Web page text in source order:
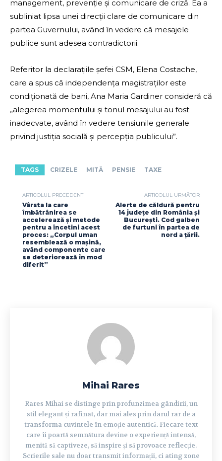
management, prevenție și comunicare de criză. Ea a
subliniat lipsa unei direcții clare de comunicare din
partea Guvernului, având în vedere că mesajele
publice sunt adesea contradictorii.
Referitor la declarațiile șefei CSM, Elena Costache,
care a spus că independența magistraților este
condiționată de bani, Ana Maria Gardiner consideră că
„alegerea momentului și tonul mesajului au fost
inadecvate, având în vedere tensiunile generale
privind justiția socială și percepția publicului”.
TAGS CRIZELE MITĂ PENSIE TAXE
ARTICOLUL PRECEDENT
Vârsta la care
îmbătrânirea se
accelerează și metode
pentru a încetini acest
proces: „Corpul uman
resemblează o mașină,
având componente care
se deteriorează în mod
diferit”
ARTICOLUL URMĂTOR
Alerte de căldură pentru
14 județe din România și
București. Cod galben
de furtuni în partea de
nord a țării.
Mihai Rares
Rares Mihai se distinge prin profunzimea gândirii, un
stil elegant și rafinat, dar mai ales prin darul rar de a
transforma cuvintele în emoție autentică. Fiecare text
care îi poartă semnătura devine o experiență intensă,
menită să captiveze, să inspire și să provoace reflecție.
Scrierile sale nu doar transmit informații, ci ating zone